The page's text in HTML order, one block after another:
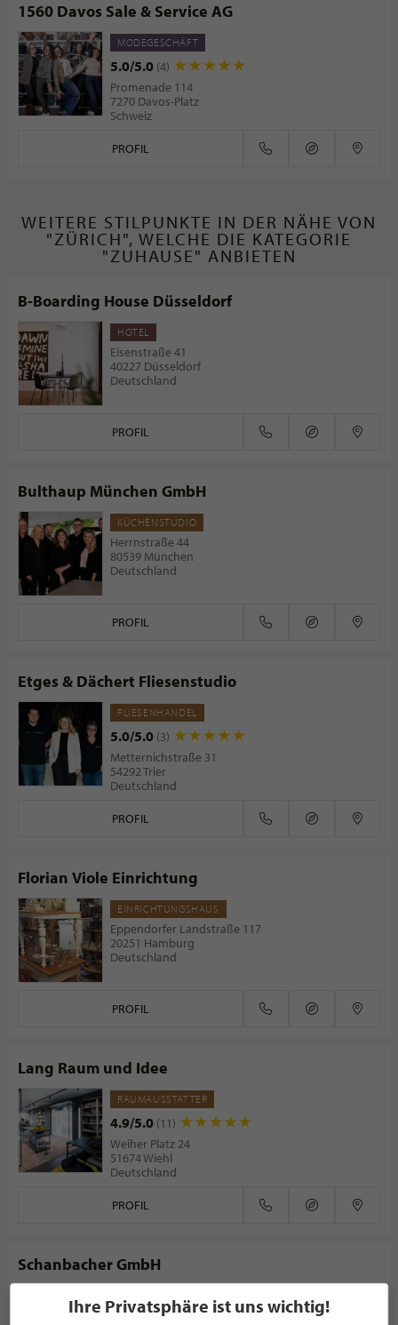
1560 Davos Sale & Service AG
MODEGESCHÄFT
5.0/5.0 (4)
Promenade 114
7270 Davos-Platz
Schweiz
PROFIL
WEITERE STILPUNKTE IN DER NÄHE VON
"ZÜRICH", WELCHE DIE KATEGORIE
"ZUHAUSE" ANBIETEN
B-Boarding House Düsseldorf
HOTEL
Eisenstraße 41
40227 Düsseldorf
Deutschland
PROFIL
Bulthaup München GmbH
KÜCHENSTUDIO
Herrnstraße 44
80539 München
Deutschland
PROFIL
Etges & Dächert Fliesenstudio
FLIESENHANDEL
5.0/5.0 (3)
Metternichstraße 31
54292 Trier
Deutschland
PROFIL
Florian Viole Einrichtung
EINRICHTUNGSHAUS
Eppendorfer Landstraße 117
20251 Hamburg
Deutschland
PROFIL
Lang Raum und Idee
RAUMAUSSTATTER
4.9/5.0 (11)
Weiher Platz 24
51674 Wiehl
Deutschland
PROFIL
Schanbacher GmbH
Wolf-Hirth-Straße 3
Ihre Privatsphäre ist uns wichtig!